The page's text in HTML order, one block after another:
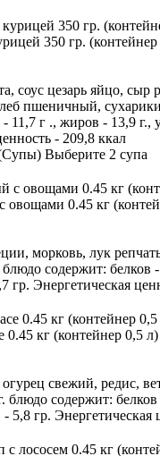
350 гр.
соус цезарь яйцо, сыр
пшеничный,
11,7 г ., жиров - 13,9 г.,
- 209,8 ккал
Выберите 2 супа
овощами 0.45 кг
морковь, лук
блюдо содержит: белков
гр. Энергетическая
0.45 кг (контейнер 0,5 л)
свежий, редис,
блюдо содержит:
- 5,8 гр. Энергетическая